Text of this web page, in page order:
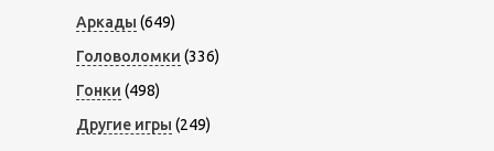
Аркады (649)
Головоломки (336)
Гонки (498)
Другие игры (249)